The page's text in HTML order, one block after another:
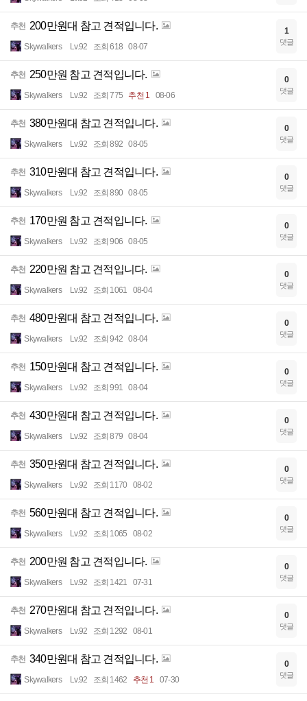
추천 200만원대 참고 견적입니다.
Skywalkers Lv.92 조회 618 08-07
1
댓글
추천 250만원 참고 견적입니다.
Skywalkers Lv.92 조회 775 추천 1 08-06
0
댓글
추천 380만원대 참고 견적입니다.
Skywalkers Lv.92 조회 892 08-05
0
댓글
추천 310만원대 참고 견적입니다.
Skywalkers Lv.92 조회 890 08-05
0
댓글
추천 170만원 참고 견적입니다.
Skywalkers Lv.92 조회 906 08-05
0
댓글
추천 220만원 참고 견적입니다.
Skywalkers Lv.92 조회 1061 08-04
0
댓글
추천 480만원대 참고 견적입니다.
Skywalkers Lv.92 조회 942 08-04
0
댓글
추천 150만원대 참고 견적입니다.
Skywalkers Lv.92 조회 991 08-04
0
댓글
추천 430만원대 참고 견적입니다.
Skywalkers Lv.92 조회 879 08-04
0
댓글
추천 350만원대 참고 견적입니다.
Skywalkers Lv.92 조회 1170 08-02
0
댓글
추천 560만원대 참고 견적입니다.
Skywalkers Lv.92 조회 1065 08-02
0
댓글
추천 200만원 참고 견적입니다.
Skywalkers Lv.92 조회 1421 07-31
0
댓글
추천 270만원대 참고 견적입니다.
Skywalkers Lv.92 조회 1292 08-01
0
댓글
추천 340만원대 참고 견적입니다.
Skywalkers Lv.92 조회 1462 추천 1 07-30
0
댓글